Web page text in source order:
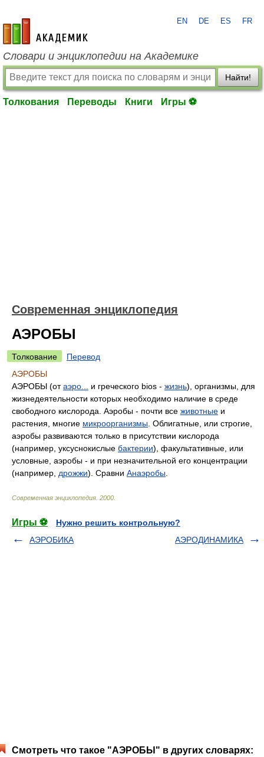
academic.ru
EN DE ES FR
Словари и энциклопедии на Академике
Найти!
Толкования Переводы Книги Игры ⚽
Современная энциклопедия
АЭРОБЫ
Толкование
Перевод
АЭРОБЫ
АЭРОБЫ (отаэро... и греческого bios - жизнь), организмы, для
жизнедеятельности которых необходимо наличие в среде
свободного кислорода. Аэробы - почти все животные и
растения, многие микроорганизмы . Облигатные, или строгие,
аэробы развиваются только в присутствии кислорода
(например, уксуснокислые бактерии), факультативные, или
условные, аэробы - и при незначительной его концентрации
(например, дрожжи). Сравни Анаэробы
Современная энциклопедия 2000
Игры ⚽
Нужно решить контрольную?
АЭРОБИКА
АЭРОДИНАМИКА
Смотреть что такое "АЭРОБЫ" в других словарях: